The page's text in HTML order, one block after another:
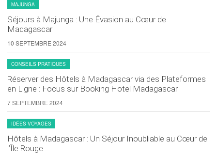
MAJUNGA
Séjours à Majunga : Une Évasion au Cœur de
Madagascar
10 SEPTEMBRE 2024
CONSEILS PRATIQUES
Réserver des Hôtels à Madagascar via des Plateformes
en Ligne : Focus sur Booking Hotel Madagascar
7 SEPTEMBRE 2024
IDÉES VOYAGES
Hôtels à Madagascar : Un Séjour Inoubliable au Cœur de
l’Île Rouge